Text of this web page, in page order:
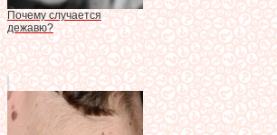
Почему случается
дежавю?